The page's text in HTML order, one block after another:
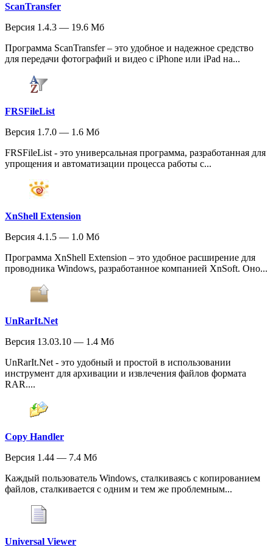
ScanTransfer
Версия 1.4.3 — 19.6 Мб
Программа ScanTransfer – это удобное и надежное средство
для передачи фотографий и видео с iPhone или iPad на...
FRSFileList
Версия 1.7.0 — 1.6 Мб
FRSFileList - это универсальная программа, разработанная для
упрощения и автоматизации процесса работы с...
XnShell Extension
Версия 4.1.5 — 1.0 Мб
Программа XnShell Extension – это удобное расширение для
проводника Windows, разработанное компанией XnSoft. Оно...
UnRarIt.Net
Версия 13.03.10 — 1.4 Мб
UnRarIt.Net - это удобный и простой в использовании
инструмент для архивации и извлечения файлов формата
RAR....
Copy Handler
Версия 1.44 — 7.4 Мб
Каждый пользователь Windows, сталкиваясь с копированием
файлов, сталкивается с одним и тем же проблемным...
Universal Viewer